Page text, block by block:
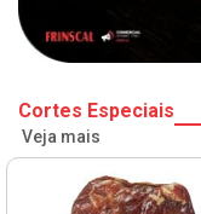
Cortes Especiais
Veja mais